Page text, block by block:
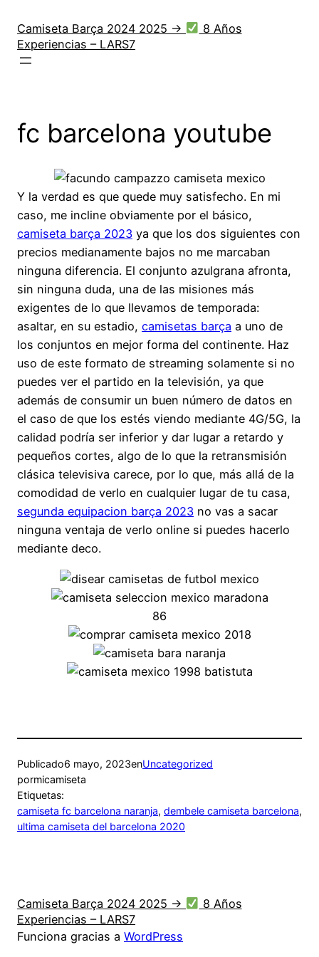
contenido
Camiseta Barça 2024 2025 →
8 Años
Experiencias – LARS7
fc barcelona youtube
Y la verdad es que quede muy satisfecho. En mi
caso, me incline obviamente por el básico,
camiseta barça 2023 ya que los dos siguientes con
precios medianamente bajos no me marcaban
ninguna diferencia. El conjunto azulgrana afronta,
sin ninguna duda, una de las misiones más
exigentes de lo que llevamos de temporada:
asaltar, en su estadio, camisetas barça a uno de
los conjuntos en mejor forma del continente. Haz
uso de este formato de streaming solamente si no
puedes ver el partido en la televisión, ya que
además de consumir un buen número de datos en
el caso de que los estés viendo mediante 4G/5G, la
calidad podría ser inferior y dar lugar a retardo y
pequeños cortes, algo de lo que la retransmisión
clásica televisiva carece, por lo que, más allá de la
comodidad de verlo en cualquier lugar de tu casa,
segunda equipacion barça 2023 no vas a sacar
ninguna ventaja de verlo online si puedes hacerlo
mediante deco.
Publicado6 mayo, 2023enUncategorized
pormicamiseta
Etiquetas:
camiseta fc barcelona naranja, dembele camiseta barcelona
ultima camiseta del barcelona 2020
Camiseta Barça 2024 2025 →
8 Años
Experiencias – LARS7
Funciona gracias a WordPress